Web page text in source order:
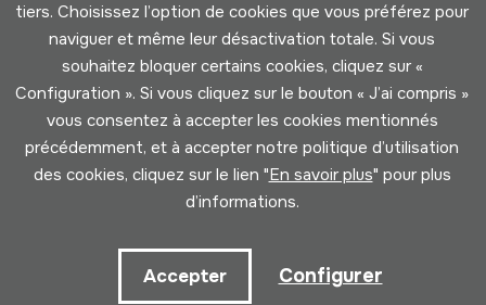
Conditions d'Utilisation
Politique de Privacité
Cookies politique
Développé par Lotura
tiers. Choisissez l’option de cookies que vous préférez pour
naviguer et même leur désactivation totale. Si vous
souhaitez bloquer certains cookies, cliquez sur «
Configuration ». Si vous cliquez sur le bouton « J’ai compris »
vous consentez à accepter les cookies mentionnés
précédemment, et à accepter notre politique d’utilisation
des cookies, cliquez sur le lien "En savoir plus" pour plus
d’informations.
Accepter Configurer